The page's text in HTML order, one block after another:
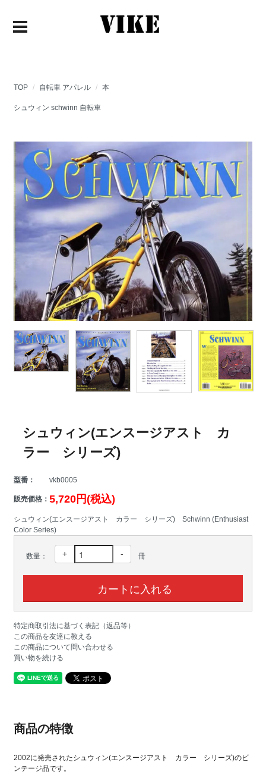
TOP 自転車 アパレル 本
シュウィン schwinn 自転車
シュウィン(エンスージアスト カ
ラー シリーズ)
型番： vkb0005
販売価格： 5,720円(税込)
シュウィン(エンスージアスト カラー シリーズ) Schwinn (Enthusiast
Color Series)
数量： + - 冊
特定商取引法に基づく表記（返品等）
この商品を友達に教える
この商品について問い合わせる
買い物を続ける
商品の特徴
2002に発売されたシュウィン(エンスージアスト カラー シリーズ)のビ
ンテージ品です。